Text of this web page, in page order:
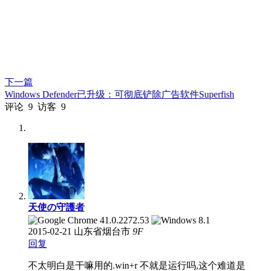
下一篇
Windows Defender已升级：可彻底铲除广告软件Superfish
评论 9 访客 9
天使の守護者
2015-02-21 山东省烟台市 9F
回复
不太明白是干嘛用的.win+r 不就是运行吗,这个难道是